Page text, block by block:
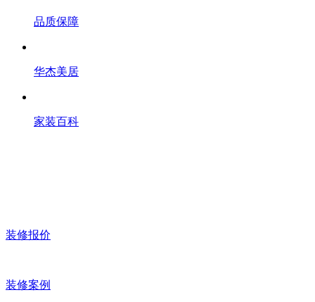
品质保障
华杰美居
家装百科
装修报价
装修案例